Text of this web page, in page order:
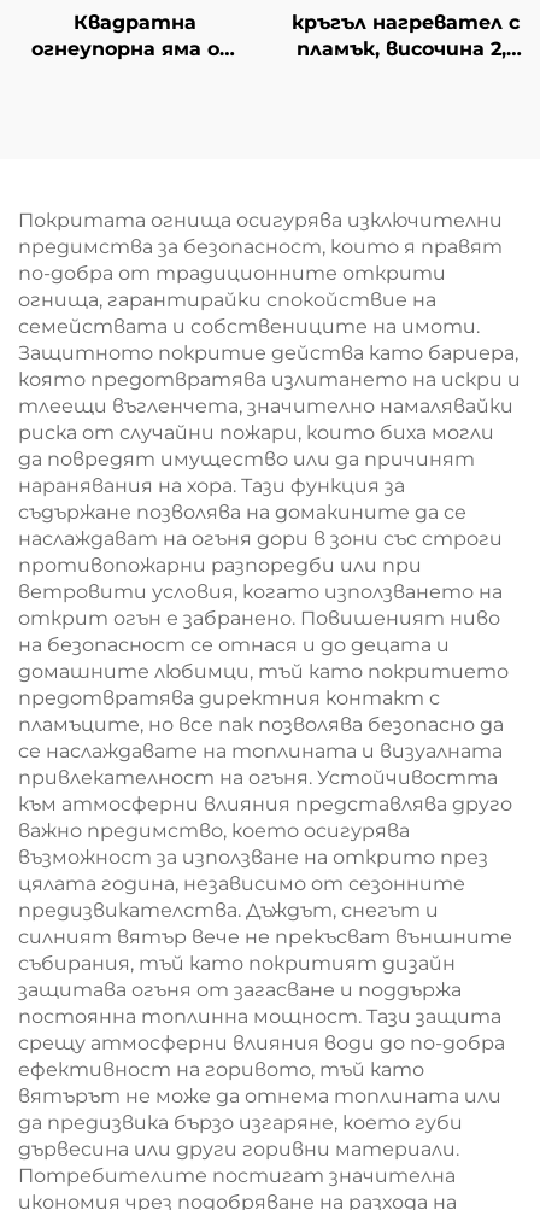
Квадратна
огнеупорна яма от
кръгъл нагревател с
пламък, височина 2,1
Покритата огнища осигурява изключителни
предимства за безопасност, които я правят
по-добра от традиционните открити
огнища, гарантирайки спокойствие на
семействата и собствениците на имоти.
Защитното покритие действа като бариера,
която предотвратява излитането на искри и
тлеещи въгленчета, значително намалявайки
риска от случайни пожари, които биха могли
да повредят имущество или да причинят
наранявания на хора. Тази функция за
съдържане позволява на домакините да се
наслаждават на огъня дори в зони със строги
противопожарни разпоредби или при
ветровити условия, когато използването на
открит огън е забранено. Повишеният ниво
на безопасност се отнася и до децата и
домашните любимци, тъй като покритието
предотвратява директния контакт с
пламъците, но все пак позволява безопасно да
се наслаждавате на топлината и визуалната
привлекателност на огъня. Устойчивостта
към атмосферни влияния представлява друго
важно предимство, което осигурява
възможност за използване на открито през
цялата година, независимо от сезонните
предизвикателства. Дъждът, снегът и
силният вятър вече не прекъсват външните
събирания, тъй като покритият дизайн
защитава огъня от загасване и поддържа
постоянна топлинна мощност. Тази защита
срещу атмосферни влияния води до по-добра
ефективност на горивото, тъй като
вятърът не може да отнема топлината или
да предизвика бързо изгаряне, което губи
дървесина или други горивни материали.
Потребителите постигат значителна
икономия чрез подобряване на разхода на